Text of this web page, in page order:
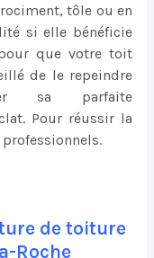
tôle ou en
si elle bénéficie
que votre toit
de le repeindre
sa parfaite
Pour réussir la
de toiture
Roche